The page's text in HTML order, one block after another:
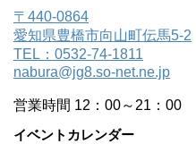
〒440-0864
愛知県豊橋市向山町伝馬5-2
TEL：0532-74-1811
nabura@jg8.so-net.ne.jp
営業時間 12：00～21：00
イベントカレンダー